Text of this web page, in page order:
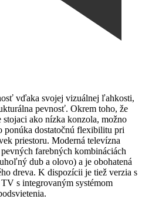
vďaka svojej vizuálnej ľahkosti,
pevnosť. Okrem toho, že
stojaci ako nízka konzola, možno
ponúka dostatočnú flexibilitu pri
priestoru. Moderná televízna
farebných kombináciách
dub a olovo) a je obohatená
dreva. K dispozícii je tiež verzia s
s integrovaným systémom